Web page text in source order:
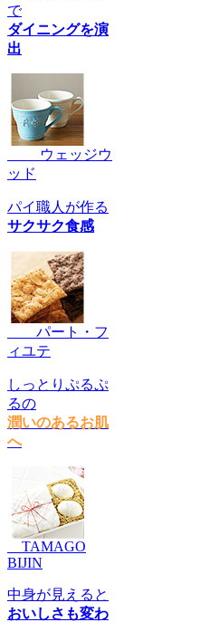
で
ダイニングを演
出
ウェッジウ
ッド
パイ職人が作る
サクサク食感
パート・フ
ィユテ
しっとりぷるぷ
るの
潤いのあるお肌
へ
TAMAGO
BIJIN
中身が見えると
おいしさも変わ